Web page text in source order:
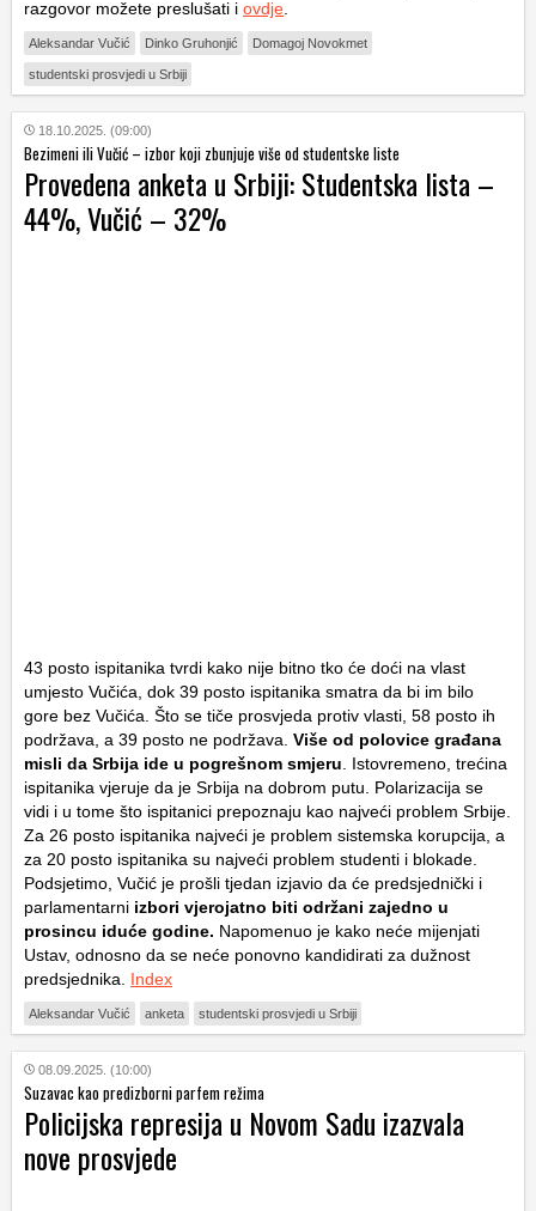
razgovor možete preslušati i ovdje
Aleksandar Vučić Dinko Gruhonjić Domagoj Novokmet
studentski prosvjedi u Srbiji
18.10.2025. (09:00)
Bezimeni ili Vučić – izbor koji zbunjuje više od studentske liste
Provedena anketa u Srbiji: Studentska lista –
44%, Vučić – 32%
43 posto ispitanika tvrdi kako nije bitno tko će doći na vlast
umjesto Vučića, dok 39 posto ispitanika smatra da bi im bilo
gore bez Vučića. Što se tiče prosvjeda protiv vlasti, 58 posto ih
podržava, a 39 posto ne podržava. Više od polovice građana
misli da Srbija ide u pogrešnom smjeru . Istovremeno, trećina
ispitanika vjeruje da je Srbija na dobrom putu. Polarizacija se
vidi i u tome što ispitanici prepoznaju kao najveći problem Srbije.
Za 26 posto ispitanika najveći je problem sistemska korupcija, a
za 20 posto ispitanika su najveći problem studenti i blokade.
Podsjetimo, Vučić je prošli tjedan izjavio da će predsjednički i
parlamentarni izbori vjerojatno biti održani zajedno u
prosincu iduće godine. Napomenuo je kako neće mijenjati
Ustav, odnosno da se neće ponovno kandidirati za dužnost
predsjednika. Index
Aleksandar Vučić anketa studentski prosvjedi u Srbiji
08.09.2025. (10:00)
Suzavac kao predizborni parfem režima
Policijska represija u Novom Sadu izazvala
nove prosvjede